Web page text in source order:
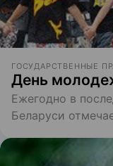
ГОСУДАРСТВЕННЫЕ
День
Ежегодно в
Беларуси